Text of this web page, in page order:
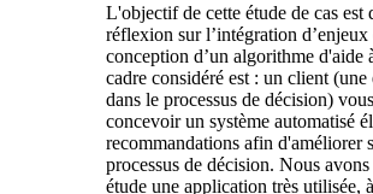
L'objectif de cette étude de cas est
réflexion sur l’intégration
conception d’un algorithme d'aide
cadre considéré est : un client
dans le processus de décision)
concevoir un système automatisé
recommandations afin d'améliorer
processus de décision. Nous
étude une application très utilisée,